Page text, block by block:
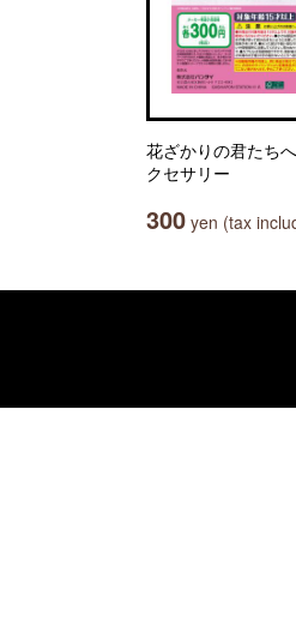
花ざかりの君たち
クセサリー
300 yen (tax